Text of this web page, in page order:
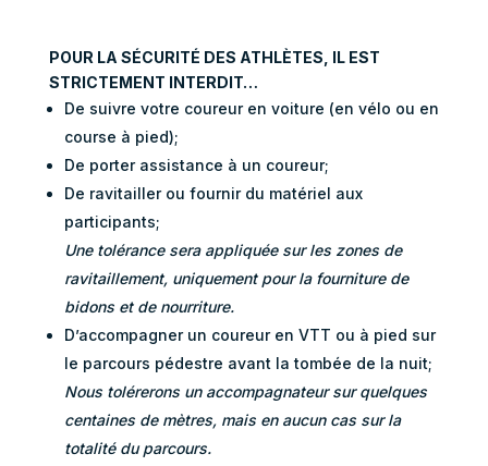
POUR LA SÉCURITÉ DES ATHLÈTES, IL EST
STRICTEMENT INTERDIT…
De suivre votre coureur en voiture (en vélo ou en
course à pied);
De porter assistance à un coureur;
De ravitailler ou fournir du matériel aux
participants;
Une tolérance sera appliquée sur les zones de
ravitaillement, uniquement pour la fourniture de
bidons et de nourriture.
D’accompagner un coureur en VTT ou à pied sur
le parcours pédestre avant la tombée de la nuit;
Nous tolérerons un accompagnateur sur quelques
centaines de mètres, mais en aucun cas sur la
totalité du parcours.